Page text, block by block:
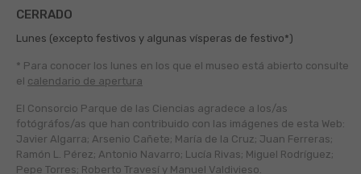
CERRADO
Lunes (excepto festivos y algunas vísperas de festivo*)
* Para conocer los lunes en los que el museo está abierto consulte
el calendario de apertura
El Consorcio Parque de las Ciencias agradece a los/as
fotógráfos/as que han contribuido con las imágenes de esta Web:
Javier Algarra; Arsenio Cañete; María de la Cruz; Juan Ferreras;
Ramón L. Pérez; Antonio Navarro; Lucía Rivas; Miguel Rodríguez;
Pepe Torres; Roberto Travesí y Manuel Valdivieso.